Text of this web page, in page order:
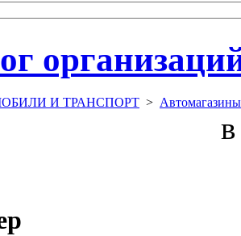
И ТРАНСПОРТ > Автомагазины